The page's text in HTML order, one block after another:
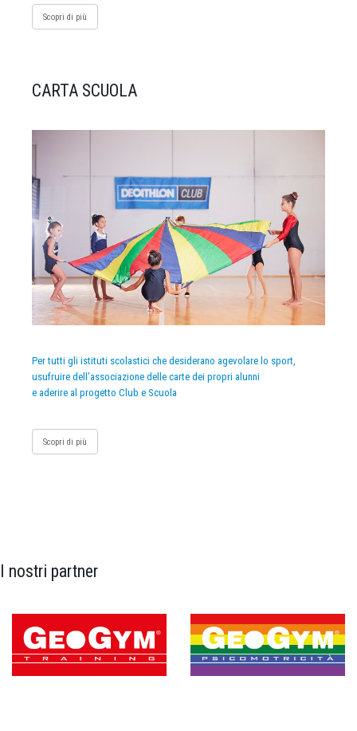
Scopri di più
CARTA SCUOLA
Per tutti gli istituti scolastici che desiderano agevolare lo sport,
usufruire dell’associazione delle carte dei propri alunni
e aderire al progetto Club e Scuola
Scopri di più
I nostri partner